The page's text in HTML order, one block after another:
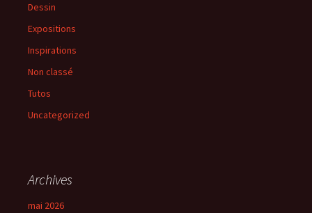
Dessin
Expositions
Inspirations
Non classé
Tutos
Uncategorized
Archives
mai 2026